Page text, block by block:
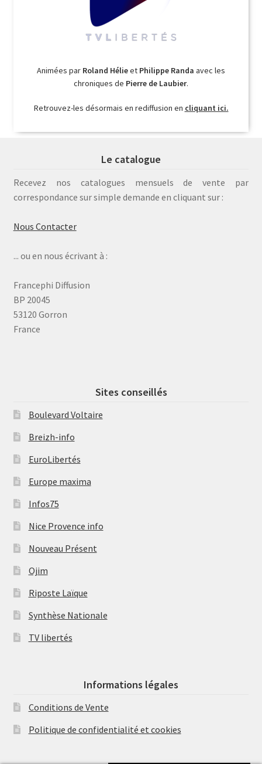
Animées par Roland Hélieet Philippe Randa avec les
chroniques de Pierre de Laubier.
Retrouvez-les désormais en rediffusion en cliquant ici.
Le catalogue
Recevez nos catalogues mensuels de vente par
correspondance sur simple demande en cliquant sur :
Nous Contacter
... ou en nous écrivant à :
Francephi Diffusion
BP 20045
53120 Gorron
France
Sites conseillés
Boulevard Voltaire
Breizh-info
EuroLibertés
Europe maxima
Infos75
Nice Provence info
Nouveau Présent
Ojim
Riposte Laïque
Synthèse Nationale
TV libertés
Informations légales
Conditions de Vente
Politique de confidentialité et cookies